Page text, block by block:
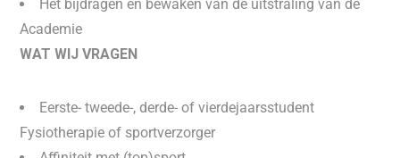
Het bijdragen en bewaken van de uitstraling van de
Academie
WAT WIJ VRAGEN
Eerste- tweede-, derde- of vierdejaarsstudent
Fysiotherapie of sportverzorger